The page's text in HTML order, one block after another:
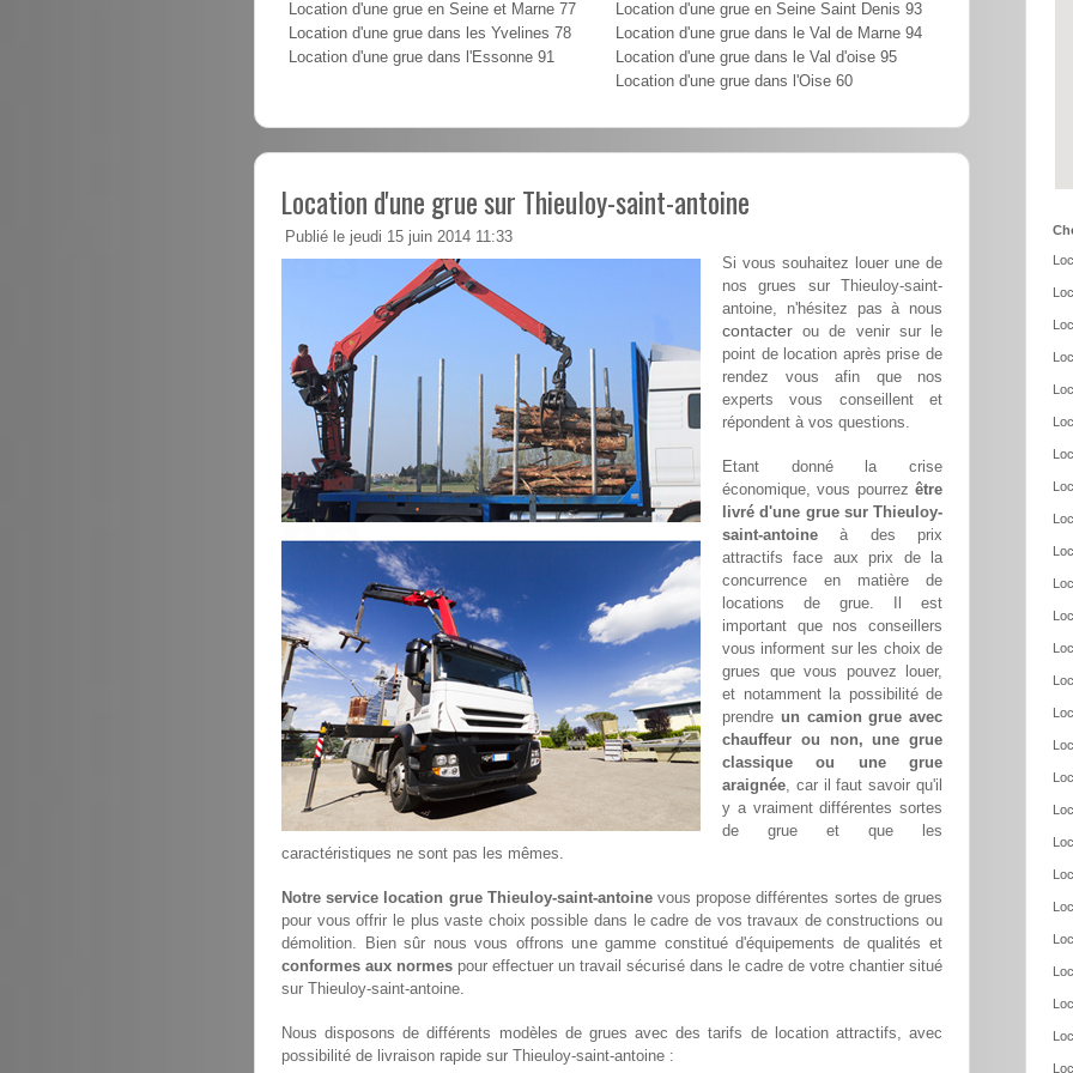
Location d'une grue en Seine et Marne 77
Location d'une grue dans les Yvelines 78
Location d'une grue dans l'Essonne 91
Location d'une grue en Seine Saint Denis 93
Location d'une grue dans le Val de Marne 94
Location d'une grue dans le Val d'oise 95
Location d'une grue dans l'Oise 60
Location d'une grue sur Thieuloy-saint-antoine
Publié le jeudi 15 juin 2014 11:33
Si vous souhaitez louer une de
nos grues sur Thieuloy-saint-
antoine, n'hésitez pas à nous
contacter ou de venir sur le
point de location après prise de
rendez vous afin que nos
experts vous conseillent et
répondent à vos questions.
Etant donné la crise
économique, vous pourrez être
livré d'une grue sur Thieuloy-
saint-antoine à des prix
attractifs face aux prix de la
concurrence en matière de
locations de grue. Il est
important que nos conseillers
vous informent sur les choix de
grues que vous pouvez louer,
et notamment la possibilité de
prendre un camion grue avec
chauffeur ou non, une grue
classique ou une grue
araignée, car il faut savoir qu'il
y a vraiment différentes sortes
de grue et que les
caractéristiques ne sont pas les mêmes.
Notre service location grue Thieuloy-saint-antoinevous propose différentes sortes de grues
pour vous offrir le plus vaste choix possible dans le cadre de vos travaux de constructions ou
démolition. Bien sûr nous vous offrons une gamme constitué d'équipements de qualités et
conformes aux normes pour effectuer un travail sécurisé dans le cadre de votre chantier situé
sur Thieuloy-saint-antoine.
Nous disposons de différents modèles de grues avec des tarifs de location attractifs, avec
possibilité de livraison rapide sur Thieuloy-saint-antoine :